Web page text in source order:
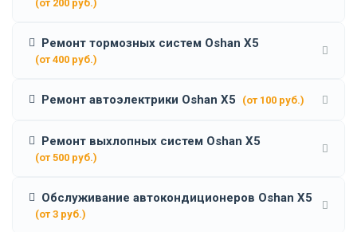
(от 200 руб.)
Ремонт тормозных систем Oshan X5
(от 400 руб.)
Ремонт автоэлектрики Oshan X5 (от 100 руб.)
Ремонт выхлопных систем Oshan X5
(от 500 руб.)
Обслуживание автокондиционеров Oshan X5
(от 3 руб.)